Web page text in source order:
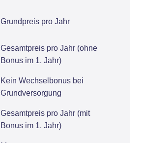
Grundpreis pro Jahr
Gesamtpreis pro Jahr (ohne
Bonus im 1. Jahr)
Kein Wechselbonus bei
Grundversorgung
Gesamtpreis pro Jahr (mit
Bonus im 1. Jahr)